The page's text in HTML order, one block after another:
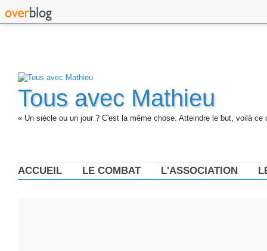
Tous avec Mathieu
« Un siècle ou un jour ? C'est la même chose. Atteindre le but, voilà ce
ACCUEIL LE COMBAT L'ASSOCIATION